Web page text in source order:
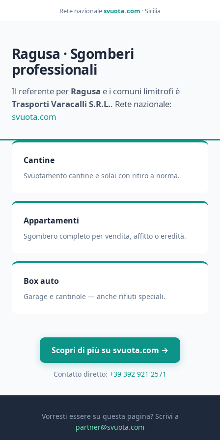
Rete nazionalesvuota.com · Sicilia
Ragusa · Sgomberi
professionali
Il referente per Ragusa e i comuni limitrofi è
Trasporti Varacalli S.R.L.. Rete nazionale:
svuota.com
Cantine
Svuotamento cantine e solai con ritiro a norma.
Appartamenti
Sgombero completo per vendita, affitto o eredità.
Box auto
Garage e cantinole — anche rifiuti speciali.
Scopri di più su svuota.com →
Contatto diretto: +39 392 921 2571
Vorresti essere su questa pagina? Scrivi a
partner@svuota.com